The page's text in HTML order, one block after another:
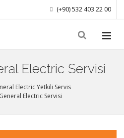
(+90) 532 403 22 00
Electric Servisi
Electric Yetkili Servis
Electric Servisi